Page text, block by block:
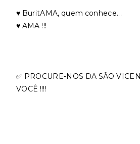
♥️ BuritAMA, quem conhece...
♥️ AMA !!!
✅ PROCURE-NOS DA SÃO
VOCÊ !!!!